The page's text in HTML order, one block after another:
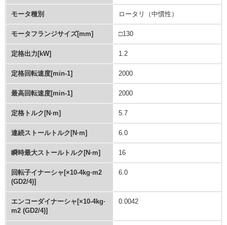
モータ種別 ロータリ（中慣性）
モータフランジサイズ[mm] □130
定格出力[kW] 1.2
定格回転速度[min-1] 2000
最高回転速度[min-1] 2000
定格トルク[N·m] 5.7
連続ストールトルク[N·m] 6.0
瞬時最大ストールトルク[N·m] 16
回転子イナーシャ[×10-4kg·m2
(GD2/4)]
6.0
エンコーダイナーシャ[×10-4kg·
m2 (GD2/4)]
0.0042